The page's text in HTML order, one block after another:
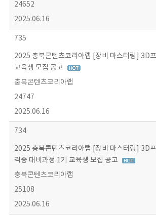
24652
2025.06.16
735
2025 충북콘텐츠코리아랩 [장비 마스터링] 3D프
교육생 모집 공고
충북콘텐츠코리아랩
24747
2025.06.16
734
2025 충북콘텐츠코리아랩 [장비 마스터링] 3D
격증 대비과정 1기 교육생 모집 공고
충북콘텐츠코리아랩
25108
2025.06.16